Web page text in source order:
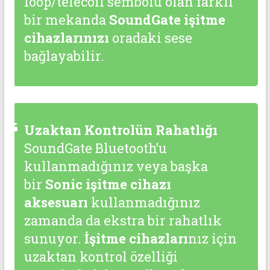
bir mekanda SoundGate işitme
cihazlarınızı oradaki sese
bağlayabilir.
Uzaktan Kontrolün Rahatlığı
SoundGate Bluetooth’u
kullanmadığınız veya başka
bir Sonic işitme cihazı
aksesuarı kullanmadığınız
zamanda da ekstra bir rahatlık
sunuyor. İşitme cihazlarınız için
uzaktan kontrol özelliği